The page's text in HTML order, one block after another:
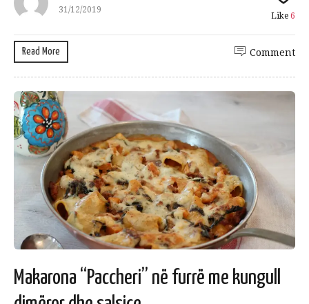
31/12/2019
Like 6
Read More Comment
Makarona “Paccheri” në furrë me kungull